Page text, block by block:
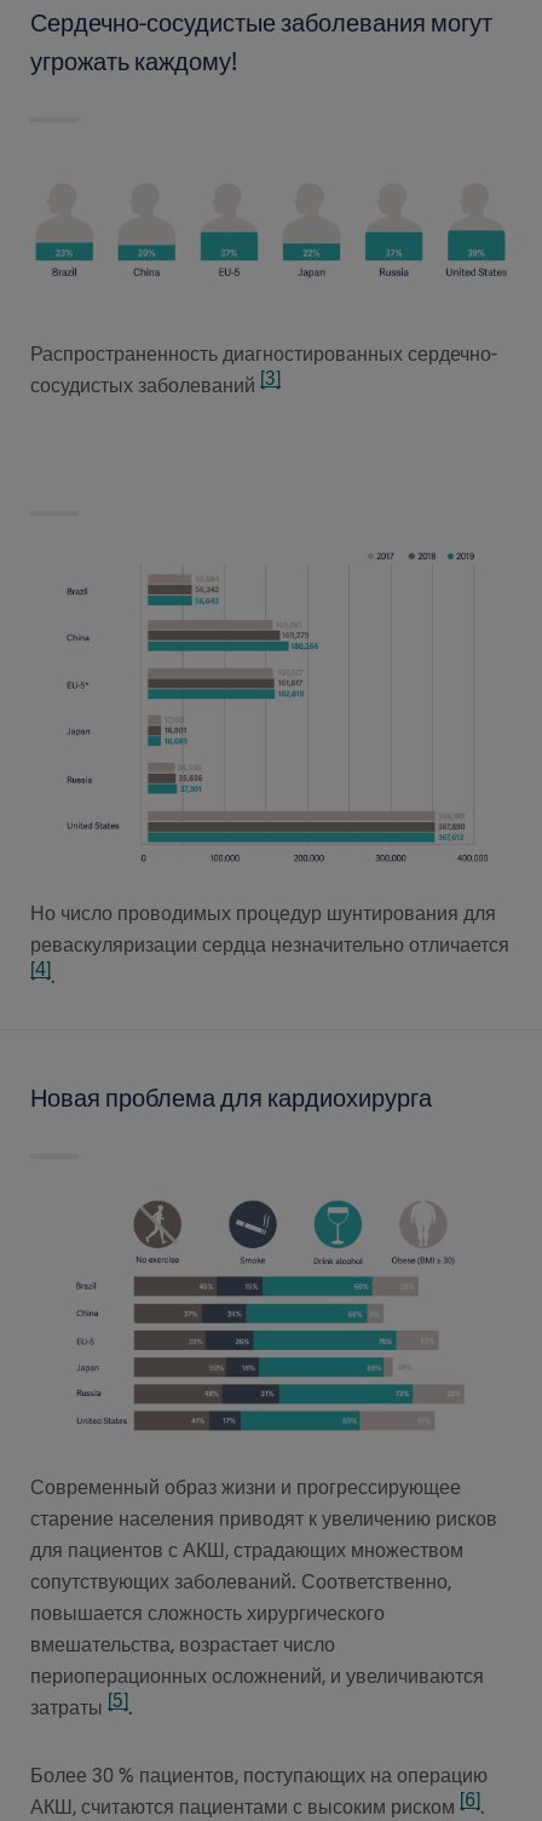
Сердечно-сосудистые заболевания могут
угрожать каждому!
Распространенность диагностированных сердечно-
сосудистых заболеваний [3]
Но число проводимых процедур шунтирования для
реваскуляризации сердца незначительно отличается
[4].
Новая проблема для кардиохирурга
Современный образ жизни и прогрессирующее
старение населения приводят к увеличению рисков
для пациентов с АКШ, страдающих множеством
сопутствующих заболеваний. Соответственно,
повышается сложность хирургического
вмешательства, возрастает число
периоперационных осложнений, и увеличиваются
затраты [5].
Более 30 % пациентов, поступающих на операцию
АКШ, считаются пациентами с высоким риском [6].